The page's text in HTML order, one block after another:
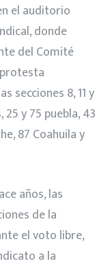
el auditorio
donde
del Comité
secciones 8, 11 y
25 y 75 puebla, 43
87 Coahuila y
años, las
de la
el voto libre,
a la